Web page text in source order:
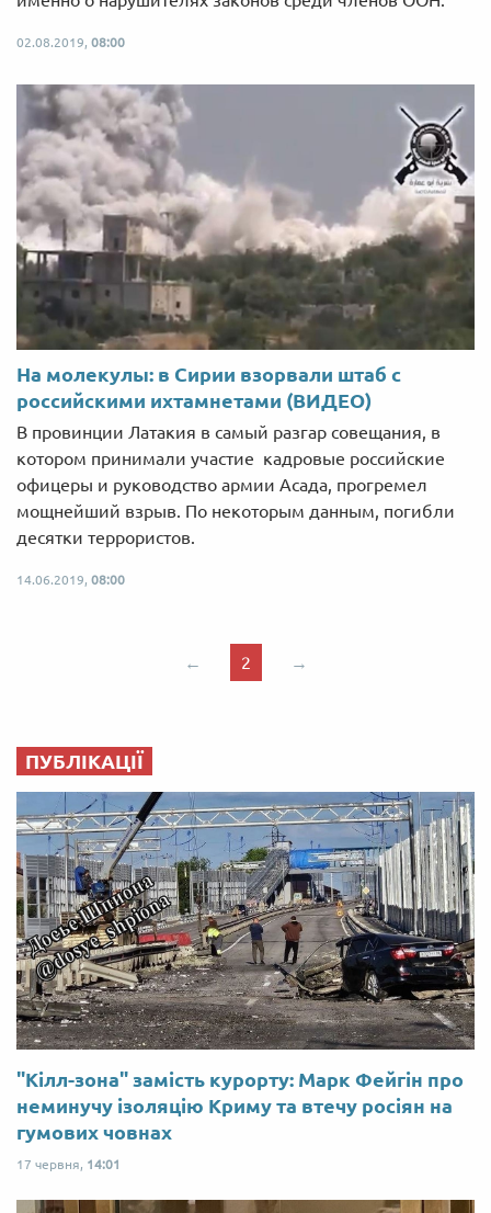
02.08.2019, 08:00
На молекулы: в Сирии взорвали штаб с
российскими ихтамнетами (ВИДЕО)
В провинции Латакия в самый разгар совещания, в
котором принимали участие кадровые российские
офицеры и руководство армии Асада, прогремел
мощнейший взрыв. По некоторым данным, погибли
десятки террористов.
14.06.2019, 08:00
← 2 →
ПУБЛІКАЦІЇ
"Кілл-зона" замість курорту: Марк Фейгін про
неминучу ізоляцію Криму та втечу росіян на
гумових човнах
17 червня, 14:01